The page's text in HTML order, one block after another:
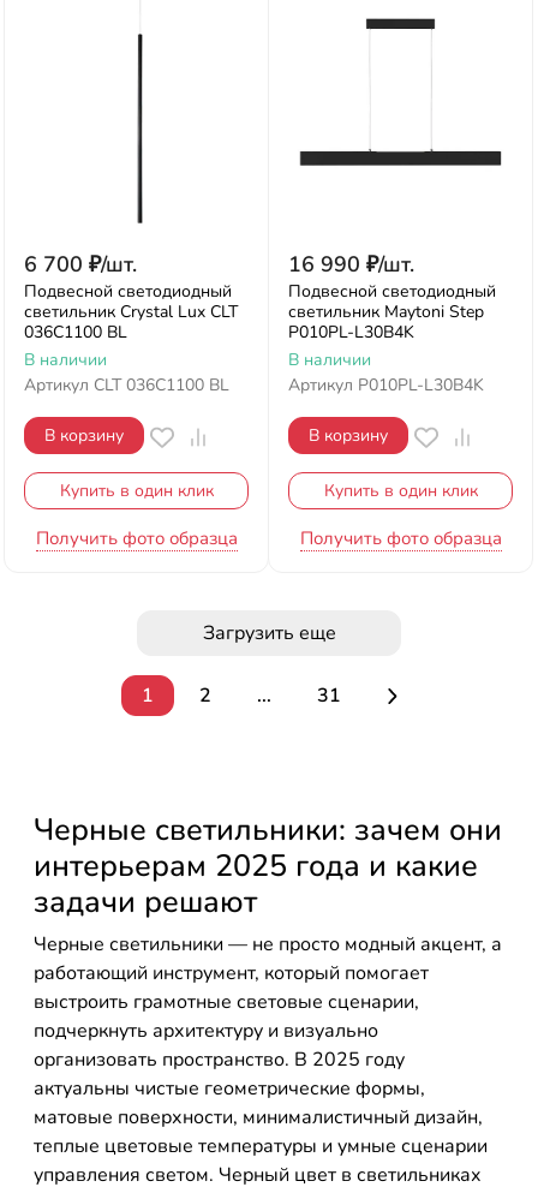
6 700 ₽/шт.
Подвесной светодиодный
светильник Crystal Lux CLT
036C1100 BL
В наличии
Артикул CLT 036C1100 BL
В корзину
Купить в один клик
Получить фото образца
16 990 ₽/шт.
Подвесной светодиодный
светильник Maytoni Step
P010PL-L30B4K
В наличии
Артикул P010PL-L30B4K
В корзину
Купить в один клик
Получить фото образца
Загрузить еще
1 2 ... 31
Черные светильники: зачем они
интерьерам 2025 года и какие
задачи решают
Черные светильники — не просто модный акцент, а
работающий инструмент, который помогает
выстроить грамотные световые сценарии,
подчеркнуть архитектуру и визуально
организовать пространство. В 2025 году
актуальны чистые геометрические формы,
матовые поверхности, минималистичный дизайн,
теплые цветовые температуры и умные сценарии
управления светом. Черный цвет в светильниках